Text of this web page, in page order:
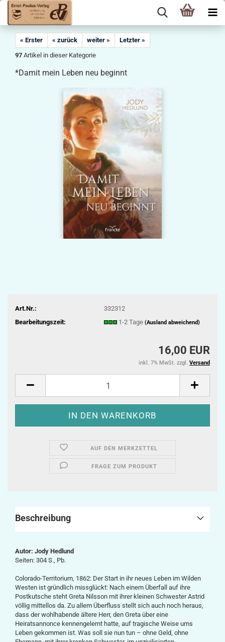
« Erster « zurück weiter »
Letzter »
97 Artikel in dieser Kategorie
*Damit mein Leben neu beginnt
Art.Nr.:
332312
Bearbeitungszeit:
1-2 Tage (Ausland abweichend)
16,00 EUR
inkl. 7% MwSt. zzgl. Versand
AUF DEN MERKZETTEL
FRAGE ZUM PRODUKT
Beschreibung
Autor: Jody Hedlund
Seiten: 304 S., Pb.
Colorado-Territorium, 1862: Der Start in ihr neues Leben im Wilden
Westen ist gründlich missglückt: Nach einem Überfall auf ihre
Postkutsche steht Greta Nilsson mit ihrer kleinen Schwester Astrid
völlig mittellos da. Zu allem Überfluss stellt sich auch noch heraus,
dass der wohlhabende ältere Herr, den Greta über eine
Heiratsannonce kennengelernt hatte, auf tragische Weise ums
Leben gekommen ist. Was soll sie nun tun – ohne Geld, ohne